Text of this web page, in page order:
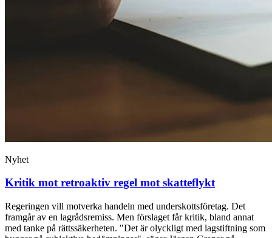
Nyhet
Kritik mot retroaktiv regel mot skatteflykt
Regeringen vill motverka handeln med underskottsföretag. Det
framgår av en lagrådsremiss. Men förslaget får kritik, bland annat
med tanke på rättssäkerheten. "Det är olyckligt med lagstiftning som